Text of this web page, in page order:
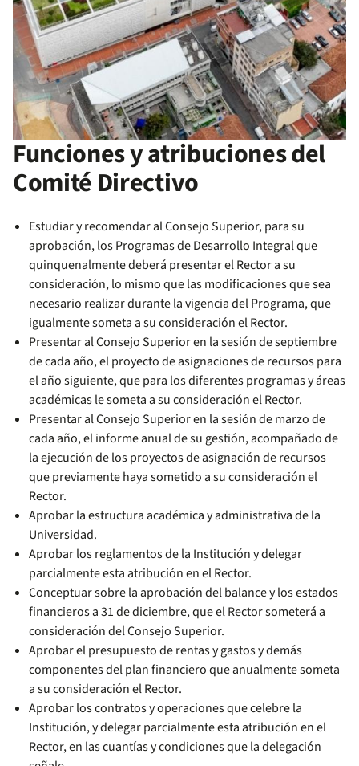
Funciones y atribuciones del
Comité Directivo
Estudiar y recomendar al Consejo Superior, para su
aprobación, los Programas de Desarrollo Integral que
quinquenalmente deberá presentar el Rector a su
consideración, lo mismo que las modificaciones que sea
necesario realizar durante la vigencia del Programa, que
igualmente someta a su consideración el Rector.
Presentar al Consejo Superior en la sesión de septiembre
de cada año, el proyecto de asignaciones de recursos para
el año siguiente, que para los diferentes programas y áreas
académicas le someta a su consideración el Rector.
Presentar al Consejo Superior en la sesión de marzo de
cada año, el informe anual de su gestión, acompañado de
la ejecución de los proyectos de asignación de recursos
que previamente haya sometido a su consideración el
Rector.
Aprobar la estructura académica y administrativa de la
Universidad.
Aprobar los reglamentos de la Institución y delegar
parcialmente esta atribución en el Rector.
Conceptuar sobre la aprobación del balance y los estados
financieros a 31 de diciembre, que el Rector someterá a
consideración del Consejo Superior.
Aprobar el presupuesto de rentas y gastos y demás
componentes del plan financiero que anualmente someta
a su consideración el Rector.
Aprobar los contratos y operaciones que celebre la
Institución, y delegar parcialmente esta atribución en el
Rector, en las cuantías y condiciones que la delegación